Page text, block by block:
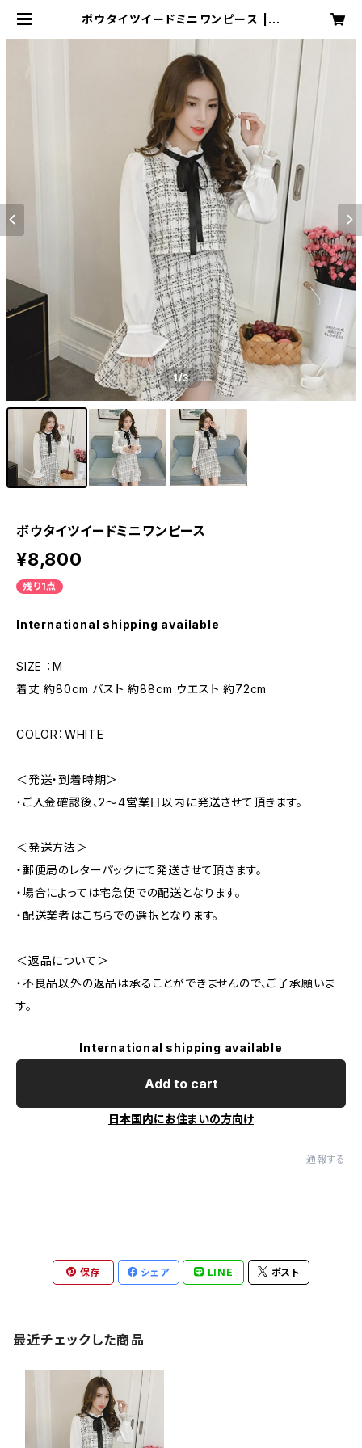
ボウタイツイードミニワンピース | e
1/3
ボウタイツイードミニワンピース
¥8,800
残り1点
International shipping available
SIZE ：M
着丈 約80cm バスト 約88cm ウエスト 約72cm
COLOR：WHITE
＜発送・到着時期＞
・ご入金確認後、2～4営業日以内に発送させて頂きます。
＜発送方法＞
・郵便局のレターパックにて発送させて頂きます。
・場合によっては宅急便での配送となります。
・配送業者はこちらでの選択となります。
＜返品について＞
・不良品以外の返品は承ることができませんので、ご了承願いま
す。
International shipping available
Add to cart
日本国内にお住まいの方向け
通報する
保存 シェア LINE ポスト
最近チェックした商品